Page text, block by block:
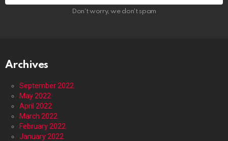
Don't worry, we don't spam
Archives
September 2022
May 2022
April 2022
March 2022
February 2022
January 2022